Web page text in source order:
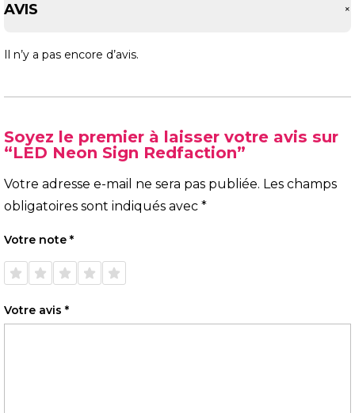
AVIS +
Il n’y a pas encore d’avis.
Soyez le premier à laisser votre avis sur
“LED Neon Sign Redfaction”
Votre adresse e-mail ne sera pas publiée. Les champs
obligatoires sont indiqués avec *
Votre note *
1 étoile
sur 5
2 étoiles
sur 5
3 étoiles
sur 5
4 étoiles
sur 5
5 étoiles
sur 5
Votre avis *